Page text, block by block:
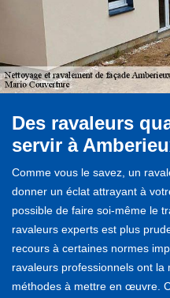
Des ravaleurs
servir à
Comme vous le savez, un
donner un éclat attrayant à
possible de faire soi-même le
ravaleurs experts est plus
recours à certaines normes
ravaleurs professionnels ont
méthodes à mettre en œuvre.